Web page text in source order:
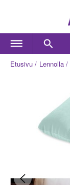
Etusivu Lennolla